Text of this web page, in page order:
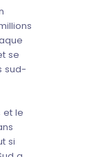
se
sud-
et le
si